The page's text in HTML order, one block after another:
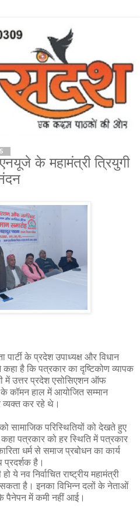
के महामंत्री त्रियुगी
पार्टी के प्रदेश उपाध्यक्ष और विधान
है कि पत्रकार का दृष्टिकोण व्यापक
में उत्तर प्रदेश एसोसिएशन ऑफ
के कॉमन हाल में आयोजित सम्मान
व्यक्त कर रहे थे।
सामाजिक परिस्थितियों को देखते हुए
कहा पत्रकार को हर स्थिति में पत्रकार
धर्म से समाज प्रबोधन का कार्य
प्रदर्शक है।
नव निर्वाचित राष्ट्रीय महामंत्री
सकता है। इनका विभिन्न दलों के नेताओं
पैनेपन में कमी नहीं आई।